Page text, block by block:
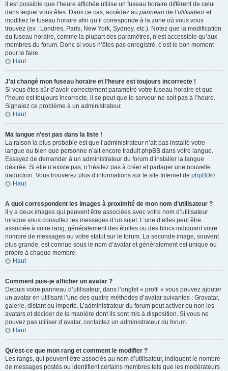
Il est possible que l’heure affichée utilise un fuseau horaire différent de celui
dans lequel vous êtes. Dans ce cas, accédez au panneau de l’utilisateuret
modifiez le fuseau horaire afin qu’il corresponde à la zone où vous vous
trouvez (ex : Londres, Paris, New York, Sydney, etc.). Notez que la modification
du fuseau horaire, comme la plupart des paramètres, n’est accessible qu’aux
membres du forum. Donc si vous n’êtes pas enregistré, c’est le bon moment
pour le faire.
Haut
J’ai changé mon fuseau horaire et l’heure est toujours incorrecte !
Si vous êtes sûr d’avoir correctement paramétré votre fuseau horaire et que
l’heure est toujours incorrecte, il se peut que le serveur ne soit pas à l’heure.
Signalez ce problème à un administrateur.
Haut
Ma langue n’est pas dans la liste !
La raison la plus probable est que l’administrateur n’ait pas installé votre
langue ou bien que personne n’ait encore traduit phpBB dans votre langue.
Essayez de demander à un administrateur du forum d’installer la langue
désirée. Si elle n’existe pas, n’hésitez pas à créer et partager une nouvelle
traduction. Vous trouverez plus d’informations sur le site Internet de phpBB®.
Haut
A quoi correspondent les images à proximité de mon nom d’utilisateur ?
Il y a deux images qui peuvent être associées avec votre nom d’utilisateur
lorsque vous consultez les messages d’un sujet. L’une d’elles peut être
associée à votre rang, généralement des étoiles ou des blocs indiquant votre
nombre de messages ou votre statut sur le forum. La seconde image, souvent
plus grande, est connue sous le nom d’avatar et généralement est unique ou
propre à chaque membre.
Haut
Comment puis-je afficher un avatar ?
Depuis votre panneau d’utilisateur, dans l’onglet « profil » vous pouvez ajouter
un avatar en utilisant l’une des quatre méthodes d’avatar suivantes : Gravatar,
galerie, distant ou importé. L’administrateur du forum peut activer ou non les
avatars et décider de la manière dont ils sont mis à disposition. Si vous ne
pouvez pas utiliser d’avatar, contactez un administrateur du forum.
Haut
Qu’est-ce que mon rang et comment le modifier ?
Les rangs, qui peuvent être associés au nom d’utilisateur, indiquent le nombre
de messages postés ou identifient certains membres tels que les modérateurs